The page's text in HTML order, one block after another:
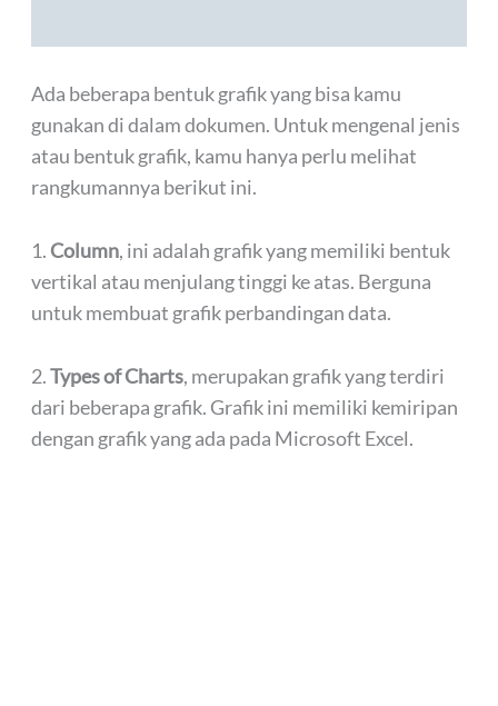
Ada beberapa bentuk grafik yang bisa kamu
gunakan di dalam dokumen. Untuk mengenal jenis
atau bentuk grafik, kamu hanya perlu melihat
rangkumannya berikut ini.
1. Column, ini adalah grafik yang memiliki bentuk
vertikal atau menjulang tinggi ke atas. Berguna
untuk membuat grafik perbandingan data.
2.Types of Charts, merupakan grafik yang terdiri
dari beberapa grafik. Grafik ini memiliki kemiripan
dengan grafik yang ada pada Microsoft Excel.